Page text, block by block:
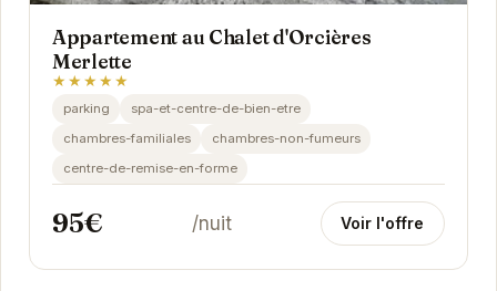
Appartement au Chalet d'Orcières
Merlette
★★★★★
parking
spa-et-centre-de-bien-etre
chambres-familiales
chambres-non-fumeurs
centre-de-remise-en-forme
95€ /nuit Voir l'offre